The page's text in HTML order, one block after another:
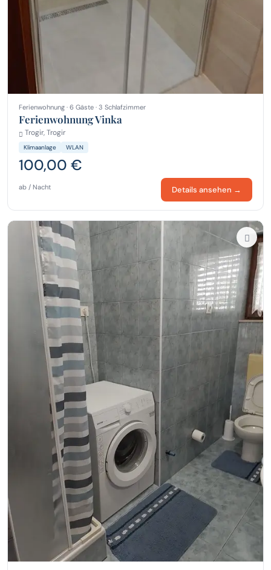
Ferienwohnung · 6 Gäste · 3 Schlafzimmer
Ferienwohnung Vinka
Trogir, Trogir
Klimaanlage WLAN
100,00 €
ab / Nacht Details ansehen →